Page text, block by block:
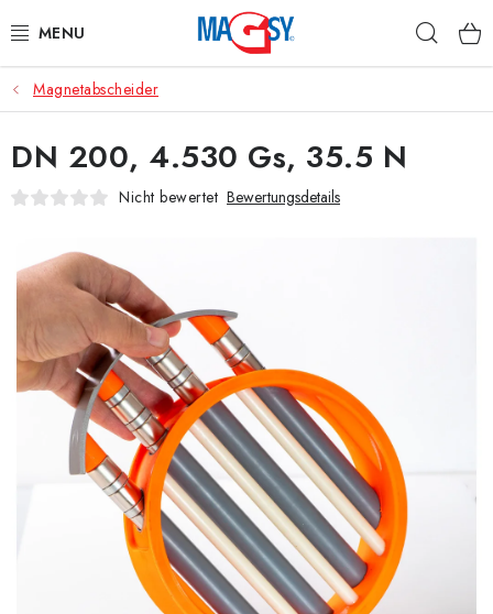
Inhalt
HAUPTKATEGORIE MAGNETE
MAGNETISCHE HILFSMITTEL
INDUSTRIEMAGNETE
SONSTIGE MAGNETE
AUS UNSERER WERKSTATT
Über uns Handelsbedingungen
Datenschutzerklärung
Warenrückgabe
Kontakte - Impressum
Widerruf des Vertrags
Magnetabscheider
DN 200, 4.530 Gs, 35.5 N
Nicht bewertet Bewertungsdetails